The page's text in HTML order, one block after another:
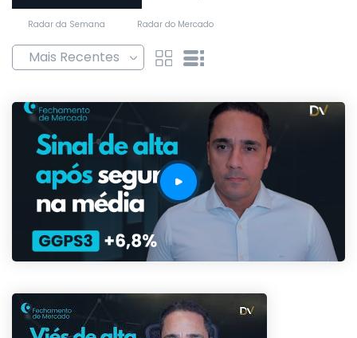
Radar da Semana Radar do Mercado